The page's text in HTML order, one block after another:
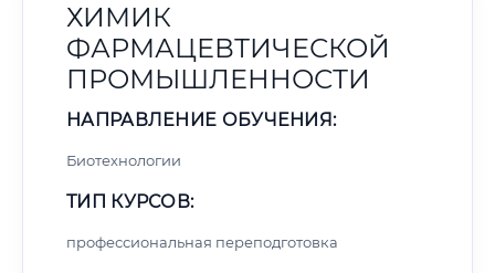
ХИМИК
ФАРМАЦЕВТИЧЕСКОЙ
ПРОМЫШЛЕННОСТИ
НАПРАВЛЕНИЕ ОБУЧЕНИЯ:
Биотехнологии
ТИП КУРСОВ:
профессиональная переподготовка